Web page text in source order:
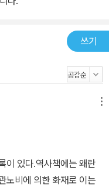
쓰기
이 있다.역사책에는 왜란
노비에 의한 화재로 이는